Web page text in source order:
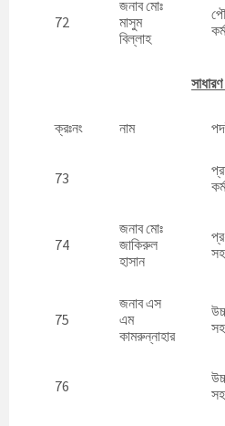
72
জনাব মোঃ
মাসুম
বিল্লাহ
সাধারণ
ক্রঃনং নাম
73
74
জনাব মোঃ
জাকিরুল
হাসান
75
জনাব এস
এম
কামরুন্নাহার
76